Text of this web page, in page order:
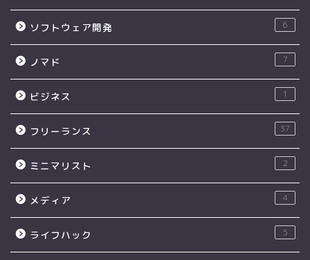
ソフトウェア開発 6
ノマド 7
ビジネス 1
フリーランス 37
ミニマリスト 2
メディア 4
ライフハック 5